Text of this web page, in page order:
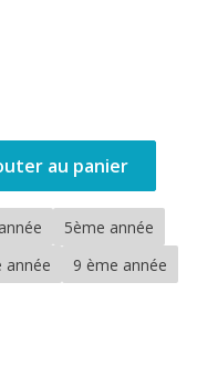
au panier
5ème année
année
9 ème année